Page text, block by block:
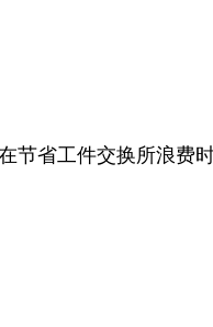
节省工件交换所浪费